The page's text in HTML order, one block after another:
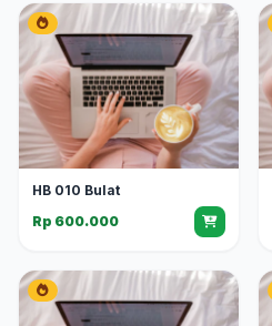
HB 010 Bulat
Rp 600.000